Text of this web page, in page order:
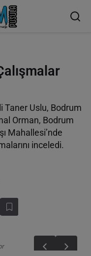
Taner Uslu, Bodrum
Orman, Bodrum
Mahallesi’nde
inceledi.